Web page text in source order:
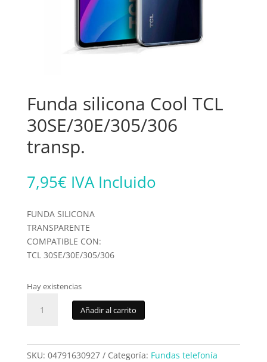
Funda silicona Cool TCL
30SE/30E/305/306
transp.
7,95€ IVA Incluido
FUNDA SILICONA
TRANSPARENTE
COMPATIBLE CON:
TCL 30SE/30E/305/306
Hay existencias
silicona
30SE/30E/305/306
Añadir al carrito
SKU: 04791630927 Categoría: Fundas telefonía